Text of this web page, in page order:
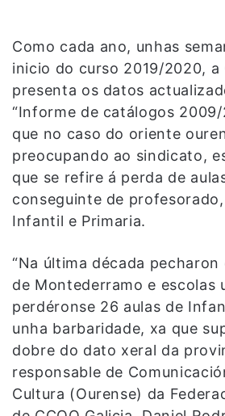
Como cada ano, unhas
inicio do curso 2019/2020, a
presenta os datos
“Informe de catálogos 2009/
que no caso do oriente
preocupando ao sindicato,
que se refire á perda de
conseguinte de
Infantil e Primaria.
“Na última década
de Montederramo e escolas
perdéronse 26 aulas de
unha barbaridade, xa que
dobre do dato xeral da
responsable de
Cultura (Ourense) da